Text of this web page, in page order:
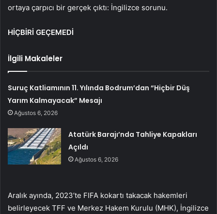
ortaya çarpıcı bir gerçek çıktı: İngilizce sorunu.
HİÇBİRİ GEÇEMEDİ
İlgili Makaleler
Suruç Katliamının 11. Yılında Bodrum’dan “Hiçbir Düş
Yarım Kalmayacak” Mesajı
Ağustos 6, 2026
Atatürk Barajı’nda Tahliye Kapakları
Açıldı
Ağustos 6, 2026
Aralık ayında, 2023’te FIFA kokartı takacak hakemleri
belirleyecek TFF ve Merkez Hakem Kurulu (MHK), İngilizce